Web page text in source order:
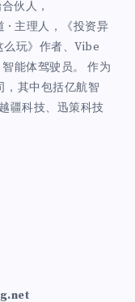
伙人，
主理人，《投资异
么玩》作者、Vibe
能体驾驶员。 作为
，其中包括亿航智
疆科技、迅策科技